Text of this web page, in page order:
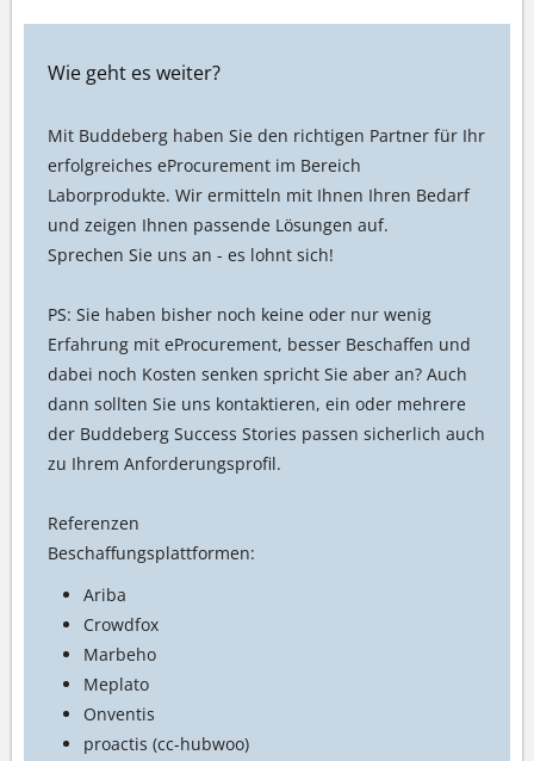
Wie geht es weiter?
Mit Buddeberg haben Sie den richtigen Partner für Ihr
erfolgreiches eProcurement im Bereich
Laborprodukte. Wir ermitteln mit Ihnen Ihren Bedarf
und zeigen Ihnen passende Lösungen auf.
Sprechen Sie uns an - es lohnt sich!
PS: Sie haben bisher noch keine oder nur wenig
Erfahrung mit eProcurement, besser Beschaffen und
dabei noch Kosten senken spricht Sie aber an? Auch
dann sollten Sie uns kontaktieren, ein oder mehrere
der Buddeberg Success Stories passen sicherlich auch
zu Ihrem Anforderungsprofil.
Referenzen
Beschaffungsplattformen:
Ariba
Crowdfox
Marbeho
Meplato
Onventis
proactis (cc-hubwoo)